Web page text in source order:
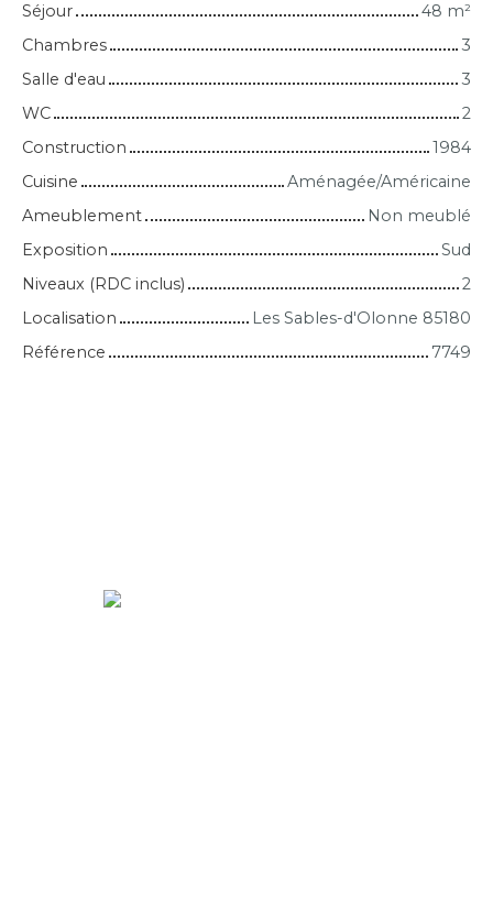
Séjour
48 m²
Chambres
3
Salle d'eau
3
WC
2
Construction
1984
Cuisine
Aménagée/Américaine
Ameublement
Non meublé
Exposition
Sud
Niveaux (RDC inclus)
2
Localisation
Les Sables-d'Olonne 85180
Référence
7749